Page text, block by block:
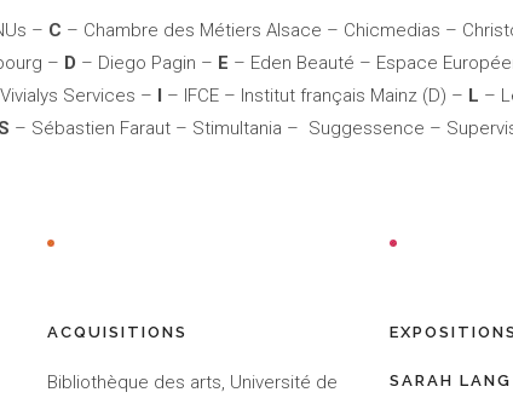
– C – Chambre des Métiers Alsace – Chicmedias –
– D – Diego Pagin – E – Eden Beauté – Espace
Services – I – IFCE – Institut français Mainz (D) – L –
– Sébastien Faraut – Stimultania – Suggessence –
ACQUISITIONS
Bibliothèque des arts, Université de
SARAH LANG